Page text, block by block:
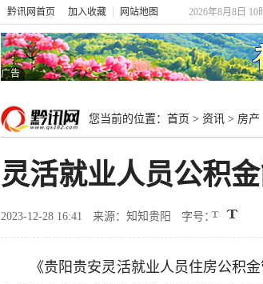
黔讯网首页 加入收藏 网站地图 2026年8月8日 10
广告
您当前的位置： 首页 > 资讯 > 房产
灵活就业人员公积
2023-12-28 16:41 来源：知知贵阳 字号：
《贵阳贵安灵活就业人员住房公积